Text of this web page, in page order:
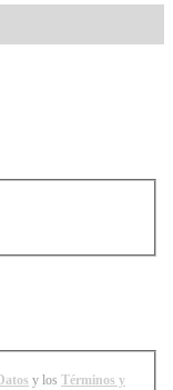
y los Términos y